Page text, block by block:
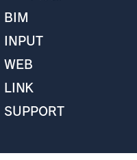
BIM
INPUT
WEB
LINK
SUPPORT